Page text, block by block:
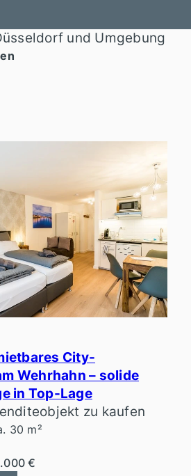
und Umgebung
City-
Wehrhahn – solide
in Top-Lage
zu kaufen
30 m²
€